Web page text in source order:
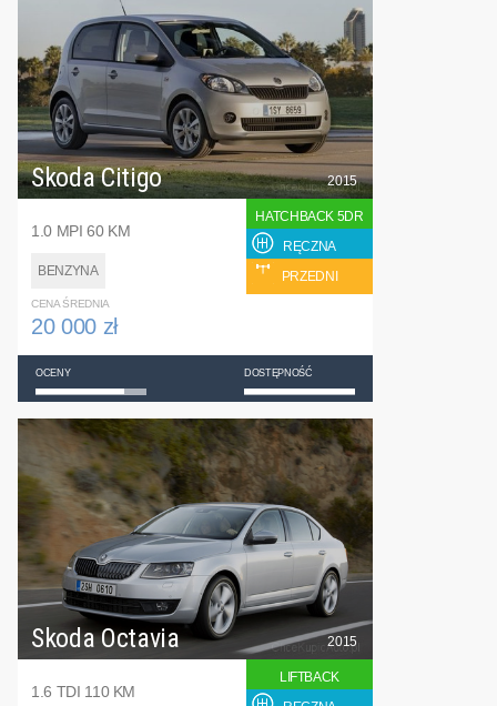
Skoda Citigo
1.0 MPI 60 KM
BENZYNA
2015
HATCHBACK 5DR
RĘCZNA
PRZEDNI
CENA ŚREDNIA
20 000 zł
OCENY DOSTĘPNOŚĆ
Skoda Octavia
1.6 TDI 110 KM
2015
LIFTBACK